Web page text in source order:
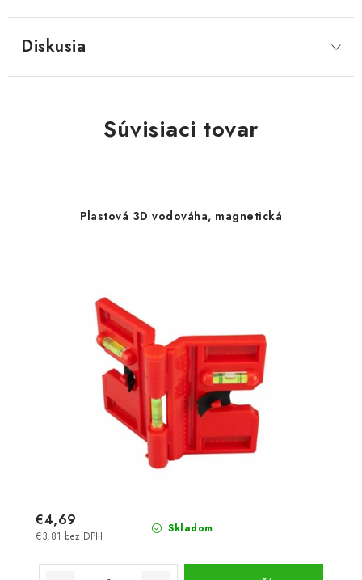
Diskusia
Súvisiaci tovar
Plastová 3D vodováha, magnetická
Skladom
€3,81 bez DPH
€4,69